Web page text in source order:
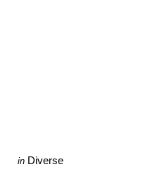
Categories
Posted
in Diverse